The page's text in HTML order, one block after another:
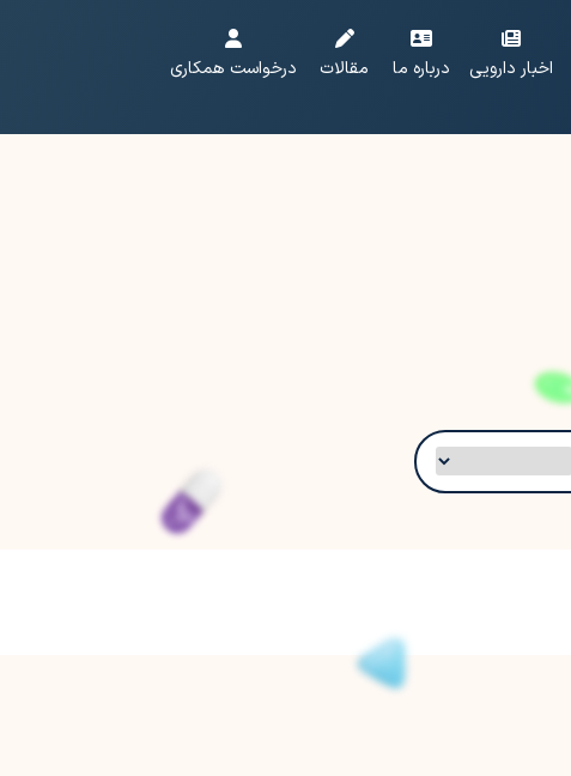
اخبار دارویی درباره ما مقالات درخواست همکاری